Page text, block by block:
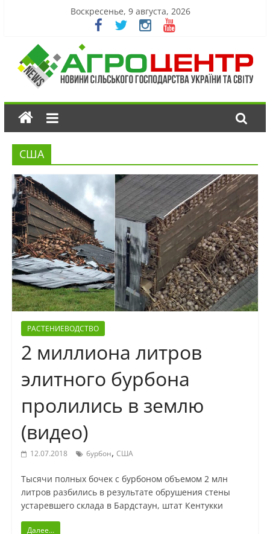
Воскресенье, 9 августа, 2026
США
РАСТЕНИЕВОДСТВО
2 миллиона литров
элитного бурбона
пролились в землю
(видео)
12.07.2018 бурбон, США
Тысячи полных бочек с бурбоном объемом 2 млн
литров разбились в результате обрушения стены
устаревшего склада в Бардстаун, штат Кентукки
Далее...